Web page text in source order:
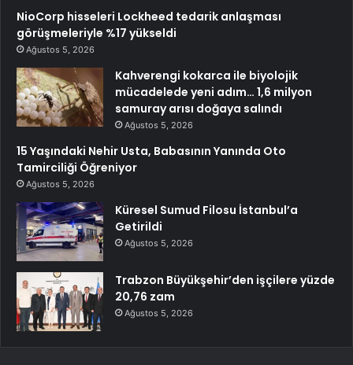
NioCorp hisseleri Lockheed tedarik anlaşması
görüşmeleriyle %17 yükseldi
Ağustos 5, 2026
Kahverengi kokarca ile biyolojik
mücadelede yeni adım… 1,6 milyon
samuray arısı doğaya salındı
Ağustos 5, 2026
15 Yaşındaki Nehir Usta, Babasının Yanında Oto
Tamirciliği Öğreniyor
Ağustos 5, 2026
Küresel Sumud Filosu İstanbul’a
Getirildi
Ağustos 5, 2026
Trabzon Büyükşehir’den işçilere yüzde
20,76 zam
Ağustos 5, 2026